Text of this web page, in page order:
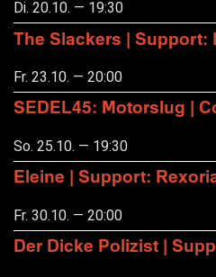
Di. 20.10. — 19:30
The Slackers | Support:
Fr. 23.10. — 20:00
SEDEL45: Motorslug |
So. 25.10. — 19:30
Eleine | Support:
Fr. 30.10. — 20:00
Der Dicke Polizist |